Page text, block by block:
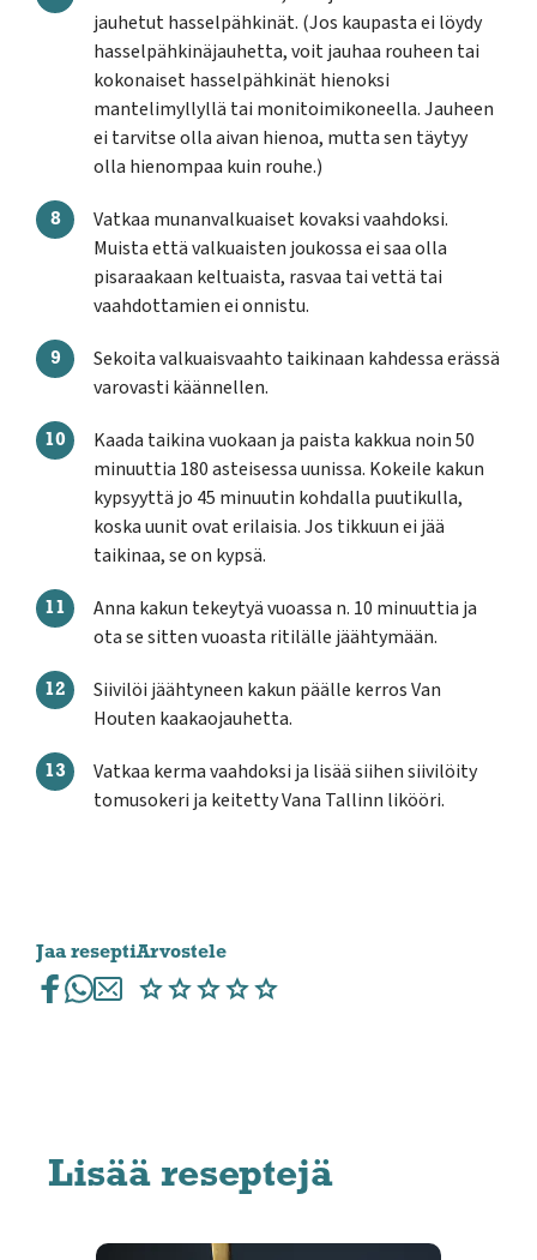
jauhetut hasselpähkinät. (Jos kaupasta ei löydy
hasselpähkinäjauhetta, voit jauhaa rouheen tai
kokonaiset hasselpähkinät hienoksi
mantelimyllyllä tai monitoimikoneella. Jauheen
ei tarvitse olla aivan hienoa, mutta sen täytyy
olla hienompaa kuin rouhe.)
Vatkaa munanvalkuaiset kovaksi vaahdoksi.
Muista että valkuaisten joukossa ei saa olla
pisaraakaan keltuaista, rasvaa tai vettä tai
vaahdottamien ei onnistu.
Sekoita valkuaisvaahto taikinaan kahdessa erässä
varovasti käännellen.
Kaada taikina vuokaan ja paista kakkua noin 50
minuuttia 180 asteisessa uunissa. Kokeile kakun
kypsyyttä jo 45 minuutin kohdalla puutikulla,
koska uunit ovat erilaisia. Jos tikkuun ei jää
taikinaa, se on kypsä.
Anna kakun tekeytyä vuoassa n. 10 minuuttia ja
ota se sitten vuoasta ritilälle jäähtymään.
Siivilöi jäähtyneen kakun päälle kerros Van
Houten kaakaojauhetta.
Vatkaa kerma vaahdoksi ja lisää siihen siivilöity
tomusokeri ja keitetty Vana Tallinn likööri.
Jaa reseptiArvostele
Lisää reseptejä